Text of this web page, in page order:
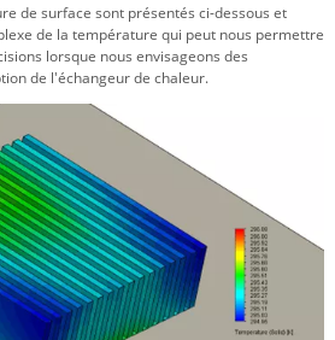
de surface sont présentés ci-dessous et
de la température qui peut nous permettre
lorsque nous envisageons des
de l'échangeur de chaleur.